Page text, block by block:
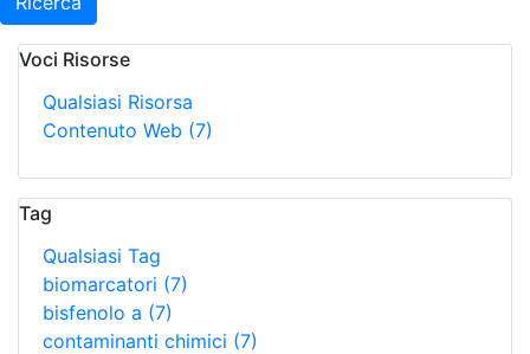
Voci Risorse
Qualsiasi Risorsa
Contenuto Web (7)
Tag
Qualsiasi Tag
biomarcatori (7)
bisfenolo a (7)
contaminanti chimici (7)